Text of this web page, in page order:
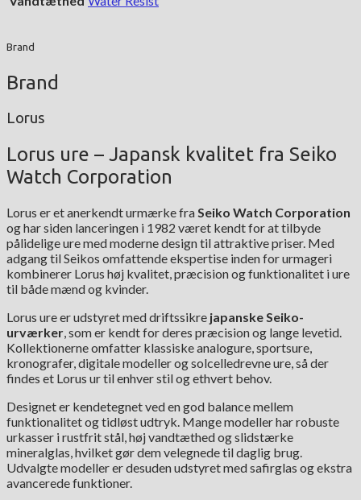
Brand
Brand
Lorus
Lorus ure – Japansk kvalitet fra Seiko
Watch Corporation
Lorus er et anerkendt urmærke fraSeiko Watch Corporation
og har siden lanceringen i 1982 været kendt for at tilbyde
pålidelige ure med moderne design til attraktive priser. Med
adgang til Seikos omfattende ekspertise inden for urmageri
kombinerer Lorus høj kvalitet, præcision og funktionalitet i ure
til både mænd og kvinder.
Lorus ure er udstyret med driftssikre japanske Seiko-
urværker, som er kendt for deres præcision og lange levetid.
Kollektionerne omfatter klassiske analogure, sportsure,
kronografer, digitale modeller og solcelledrevne ure, så der
findes et Lorus ur til enhver stil og ethvert behov.
Designet er kendetegnet ved en god balance mellem
funktionalitet og tidløst udtryk. Mange modeller har robuste
urkasser i rustfrit stål, høj vandtæthed og slidstærke
mineralglas, hvilket gør dem velegnede til daglig brug.
Udvalgte modeller er desuden udstyret med safirglas og ekstra
avancerede funktioner.